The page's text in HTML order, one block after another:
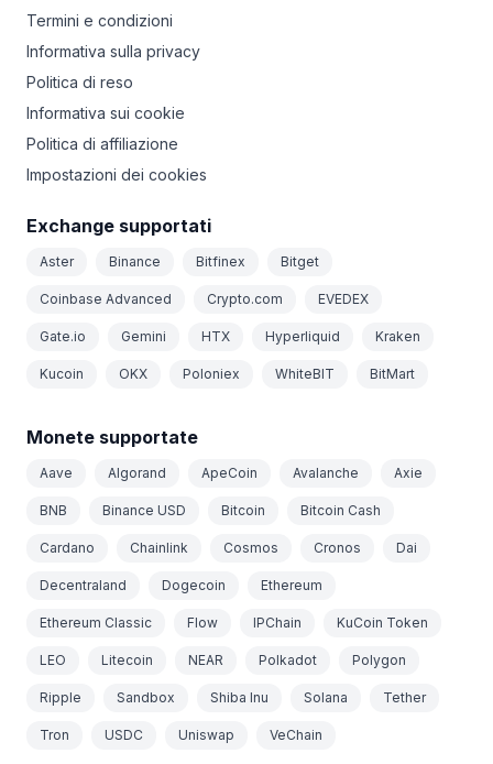
Termini e condizioni
Informativa sulla privacy
Politica di reso
Informativa sui cookie
Politica di affiliazione
Impostazioni dei cookies
Exchange supportati
Aster Binance Bitfinex Bitget
Coinbase Advanced Crypto.com EVEDEX
Gate.io Gemini HTX Hyperliquid Kraken
Kucoin OKX Poloniex WhiteBIT BitMart
Monete supportate
Aave Algorand ApeCoin Avalanche Axie
BNB Binance USD Bitcoin Bitcoin Cash
Cardano Chainlink Cosmos Cronos Dai
Decentraland Dogecoin Ethereum
Ethereum Classic Flow IPChain KuCoin Token
LEO Litecoin NEAR Polkadot Polygon
Ripple Sandbox Shiba Inu Solana Tether
Tron USDC Uniswap VeChain